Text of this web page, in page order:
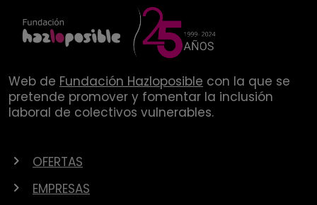
Web de Fundación Hazloposible con la que se
pretende promover y fomentar la inclusión
laboral de colectivos vulnerables.
OFERTAS
EMPRESAS